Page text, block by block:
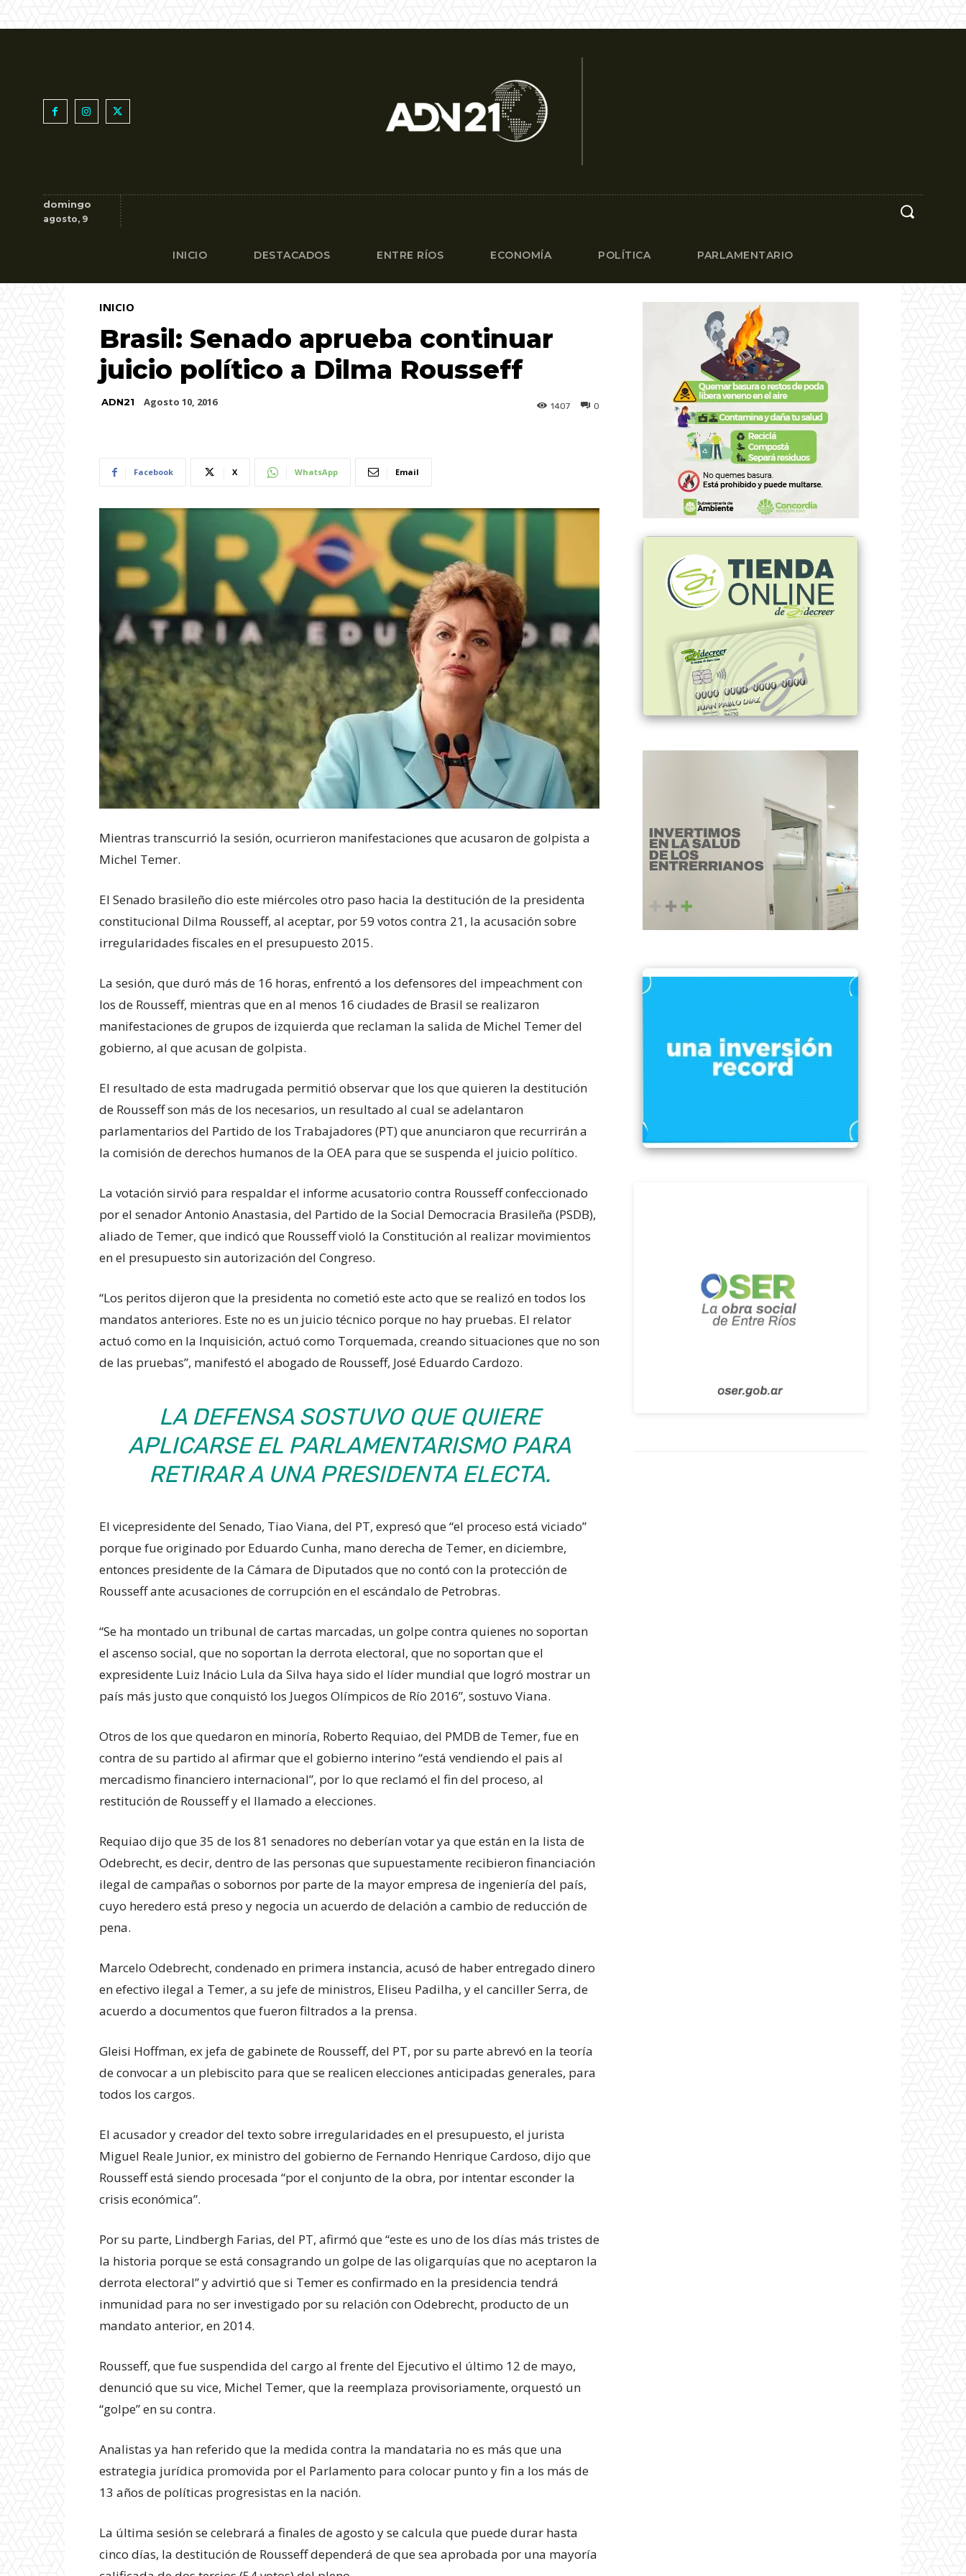
Experiencia de seis años en UEFA
domingo
agosto, 9
INICIO DESTACADOS ENTRE RÍOS ECONOMÍA POLÍTICA PARLAMENTARIO
INICIO
Brasil: Senado aprueba continuar
juicio político a Dilma Rousseff
ADN21 Agosto 10, 2016 0
1407
Facebook X WhatsApp Email
Mientras transcurrió la sesión, ocurrieron manifestaciones que acusaron de golpista a
Michel Temer.
El Senado brasileño dio este miércoles otro paso hacia la destitución de la presidenta
constitucional Dilma Rousseff, al aceptar, por 59 votos contra 21, la acusación sobre
irregularidades fiscales en el presupuesto 2015.
La sesión, que duró más de 16 horas, enfrentó a los defensores del impeachment con
los de Rousseff, mientras que en al menos 16 ciudades de Brasil se realizaron
manifestaciones de grupos de izquierda que reclaman la salida de Michel Temer del
gobierno, al que acusan de golpista.
El resultado de esta madrugada permitió observar que los que quieren la destitución
de Rousseff son más de los necesarios, un resultado al cual se adelantaron
parlamentarios del Partido de los Trabajadores (PT) que anunciaron que recurrirán a
la comisión de derechos humanos de la OEA para que se suspenda el juicio político.
La votación sirvió para respaldar el informe acusatorio contra Rousseff confeccionado
por el senador Antonio Anastasia, del Partido de la Social Democracia Brasileña (PSDB),
aliado de Temer, que indicó que Rousseff violó la Constitución al realizar movimientos
en el presupuesto sin autorización del Congreso.
“Los peritos dijeron que la presidenta no cometió este acto que se realizó en todos los
mandatos anteriores. Este no es un juicio técnico porque no hay pruebas. El relator
actuó como en la Inquisición, actuó como Torquemada, creando situaciones que no son
de las pruebas”, manifestó el abogado de Rousseff, José Eduardo Cardozo.
LA DEFENSA SOSTUVO QUE QUIERE
APLICARSE EL PARLAMENTARISMO PARA
RETIRAR A UNA PRESIDENTA ELECTA.
El vicepresidente del Senado, Tiao Viana, del PT, expresó que “el proceso está viciado”
porque fue originado por Eduardo Cunha, mano derecha de Temer, en diciembre,
entonces presidente de la Cámara de Diputados que no contó con la protección de
Rousseff ante acusaciones de corrupción en el escándalo de Petrobras.
“Se ha montado un tribunal de cartas marcadas, un golpe contra quienes no soportan
el ascenso social, que no soportan la derrota electoral, que no soportan que el
expresidente Luiz Inácio Lula da Silva haya sido el líder mundial que logró mostrar un
país más justo que conquistó los Juegos Olímpicos de Río 2016”, sostuvo Viana.
Otros de los que quedaron en minoría, Roberto Requiao, del PMDB de Temer, fue en
contra de su partido al afirmar que el gobierno interino “está vendiendo el pais al
mercadismo financiero internacional”, por lo que reclamó el fin del proceso, al
restitución de Rousseff y el llamado a elecciones.
Requiao dijo que 35 de los 81 senadores no deberían votar ya que están en la lista de
Odebrecht, es decir, dentro de las personas que supuestamente recibieron financiación
ilegal de campañas o sobornos por parte de la mayor empresa de ingeniería del país,
cuyo heredero está preso y negocia un acuerdo de delación a cambio de reducción de
pena.
Marcelo Odebrecht, condenado en primera instancia, acusó de haber entregado dinero
en efectivo ilegal a Temer, a su jefe de ministros, Eliseu Padilha, y el canciller Serra, de
acuerdo a documentos que fueron filtrados a la prensa.
Gleisi Hoffman, ex jefa de gabinete de Rousseff, del PT, por su parte abrevó en la teoría
de convocar a un plebiscito para que se realicen elecciones anticipadas generales, para
todos los cargos.
El acusador y creador del texto sobre irregularidades en el presupuesto, el jurista
Miguel Reale Junior, ex ministro del gobierno de Fernando Henrique Cardoso, dijo que
Rousseff está siendo procesada “por el conjunto de la obra, por intentar esconder la
crisis económica”.
Por su parte, Lindbergh Farias, del PT, afirmó que “este es uno de los días más tristes de
la historia porque se está consagrando un golpe de las oligarquías que no aceptaron la
derrota electoral” y advirtió que si Temer es confirmado en la presidencia tendrá
inmunidad para no ser investigado por su relación con Odebrecht, producto de un
mandato anterior, en 2014.
Rousseff, que fue suspendida del cargo al frente del Ejecutivo el último 12 de mayo,
denunció que su vice, Michel Temer, que la reemplaza provisoriamente, orquestó un
“golpe” en su contra.
Analistas ya han referido que la medida contra la mandataria no es más que una
estrategia jurídica promovida por el Parlamento para colocar punto y fin a los más de
13 años de políticas progresistas en la nación.
La última sesión se celebrará a finales de agosto y se calcula que puede durar hasta
cinco días, la destitución de Rousseff dependerá de que sea aprobada por una mayoría